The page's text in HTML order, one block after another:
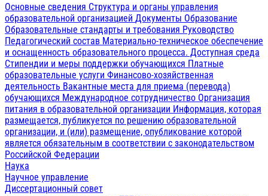
Основные сведения Структура и органы управления
образовательной организацией Документы Образование
Образовательные стандарты и требования Руководство
Педагогический состав Материально-техническое обеспечение
и оснащенность образовательного процесса. Доступная среда
Стипендии и меры поддержки обучающихся Платные
образовательные услуги Финансово-хозяйственная
деятельность Вакантные места для приема (перевода)
обучающихся Международное сотрудничество Организация
питания в образовательной организации Информация, которая
размещается, публикуется по решению образовательной
организации, и (или) размещение, опубликование которой
является обязательным в соответствии с законодательством
Российской Федерации
Наука
Научное управление
Диссертационный совет